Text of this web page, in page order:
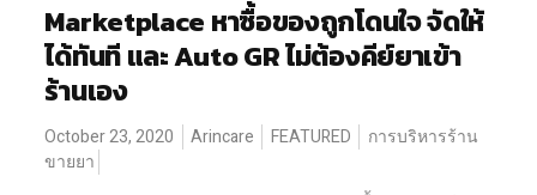
Marketplace หาซื้อของถูกโดนใจ จัดให้
ได้ทันที และ Auto GR ไม่ต้องคีย์ยาเข้า
ร้านเอง
October 23, 2020 Arincare FEATURED
การบริหารร้าน
ขายยา